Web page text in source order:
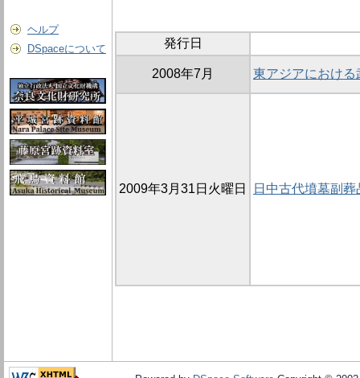
ヘルプ
DSpaceについて
発行日
2008年7月 東アジアにおけ
2009年3月31日火曜日 日中古代墳墓副